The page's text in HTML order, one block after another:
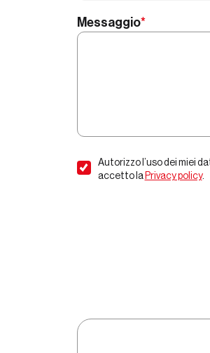
Messaggio*
Autorizzo l’uso dei miei
accetto la Privacy policy.